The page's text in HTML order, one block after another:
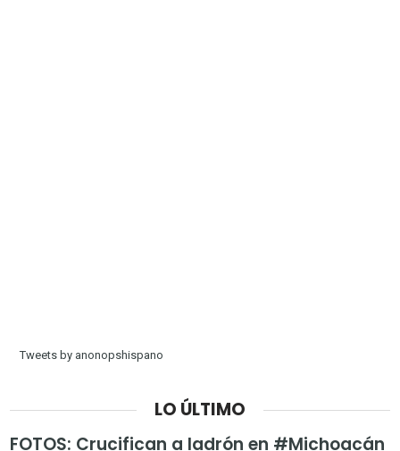
Tweets by anonopshispano
LO ÚLTIMO
FOTOS: Crucifican a ladrón en #Michoacán